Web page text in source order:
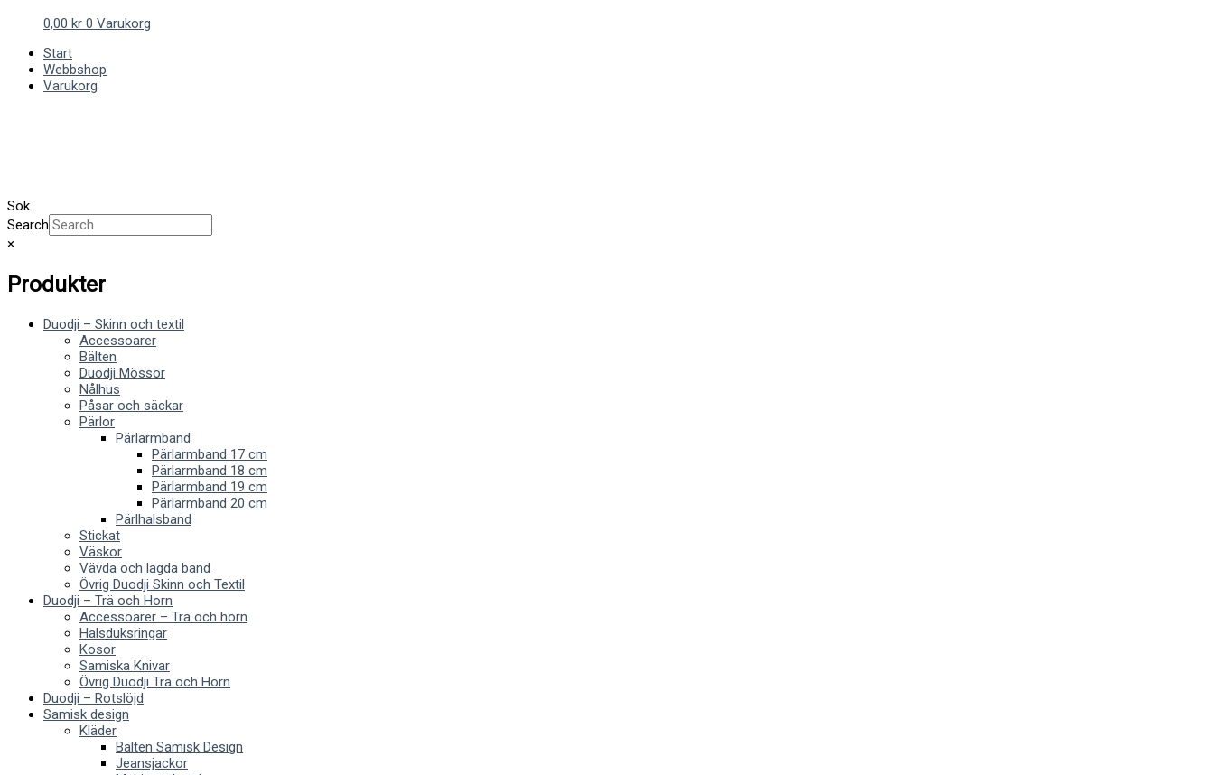
0,00 kr 0 Varukorg
Start
Webbshop
Varukorg
Sök
Search
×
Produkter
Duodji – Skinn och textil
Accessoarer
Bälten
Duodji Mössor
Nålhus
Påsar och säckar
Pärlor
Pärlarmband
Pärlarmband 17 cm
Pärlarmband 18 cm
Pärlarmband 19 cm
Pärlarmband 20 cm
Pärlhalsband
Stickat
Väskor
Vävda och lagda band
Övrig Duodji Skinn och Textil
Duodji – Trä och Horn
Accessoarer – Trä och horn
Halsduksringar
Kosor
Samiska Knivar
Övrig Duodji Trä och Horn
Duodji – Rotslöjd
Samisk design
Kläder
Bälten Samisk Design
Jeansjackor